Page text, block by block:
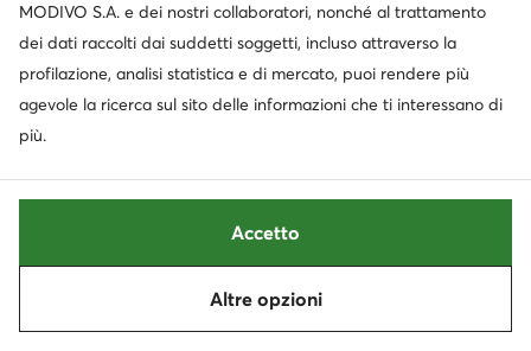
Sneakers · Marrone
139,99€
Sneakers · Marrone
Prezzo attuale
80,99€
Prezzo regolare89,99 €-10%
Prezzo più basso 89,99 €-10%
MODIVO S.A. e dei nostri collaboratori, nonché al trattamento
dei dati raccolti dai suddetti soggetti, incluso attraverso la
profilazione, analisi statistica e di mercato, puoi rendere più
agevole la ricerca sul sito delle informazioni che ti interessano di
più.
Altre opzioni
Accetto